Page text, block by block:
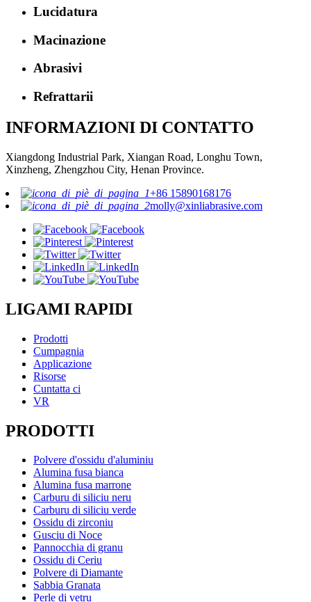
Lucidatura
Macinazione
Abrasivi
Refrattarii
INFORMAZIONI DI CONTATTO
Xiangdong Industrial Park, Xiangan Road, Longhu Town,
Xinzheng, Zhengzhou City, Henan Province.
+86 15890168176
molly@xinliabrasive.com
LIGAMI RAPIDI
Prodotti
Cumpagnia
Applicazione
Risorse
Cuntatta ci
VR
PRODOTTI
Polvere d'ossidu d'aluminiu
Alumina fusa bianca
Alumina fusa marrone
Carburu di siliciu neru
Carburu di siliciu verde
Ossidu di zirconiu
Gusciu di Noce
Pannocchia di granu
Ossidu di Ceriu
Polvere di Diamante
Sabbia Granata
Perle di vetru